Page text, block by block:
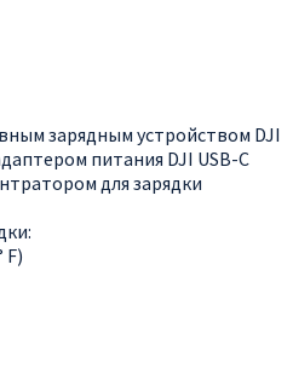
зарядным устройством DJI
питания DJI USB-C
для зарядки
F)